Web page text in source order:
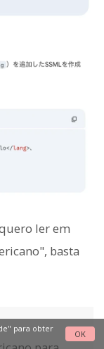
ler em
basta
para obter
OK